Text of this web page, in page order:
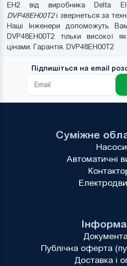
EH2 від виробника Delta
DVP48EH00T2і звернеться за
Наші Інженери допоможуть
DVP48EH00T2 тільки високої
цінами. Гарантія. DVP48EH00T2
Підпишіться на email
Публічна оферта
Доставка і
Суміжне
Насоси
Автоматичні